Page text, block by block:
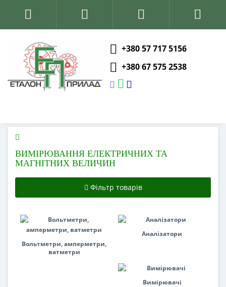
+380 57 717 5156
+380 67 575 2538
ВИМІРЮВАННЯ ЕЛЕКТРИЧНИХ ТА
МАГНІТНИХ ВЕЛИЧИН
Фільтр товарів
Вольтметри, амперметри,
ватметри
Аналізатори
Вимірювачі